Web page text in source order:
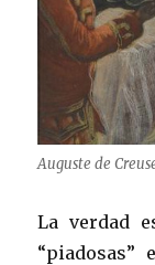
Auguste de
La verdad
“piadosas”